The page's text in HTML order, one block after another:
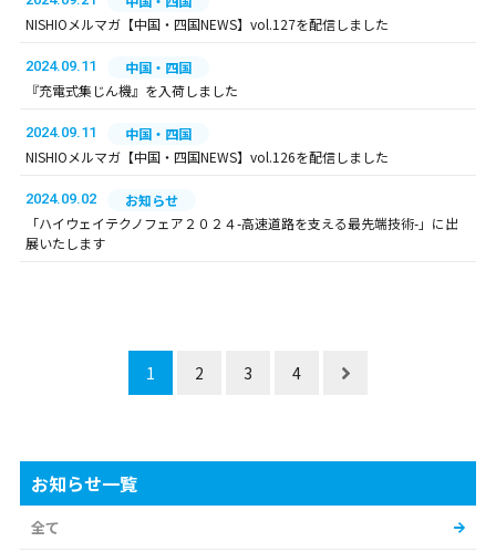
NISHIOメルマガ【中国・四国NEWS】vol.127を配信しました
2024.09.11
中国・四国
『充電式集じん機』を入荷しました
2024.09.11
中国・四国
NISHIOメルマガ【中国・四国NEWS】vol.126を配信しました
2024.09.02
お知らせ
「ハイウェイテクノフェア２０２４-高速道路を支える最先端技術-」に出
展いたします
1 2 3 4
お知らせ一覧
全て